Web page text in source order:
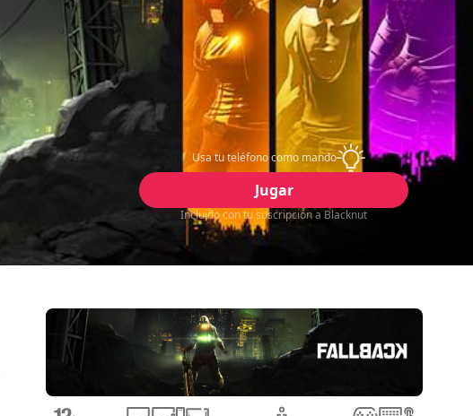
Usa tu teléfono como mando
Jugar
Incluido con tu suscripción a Blacknut